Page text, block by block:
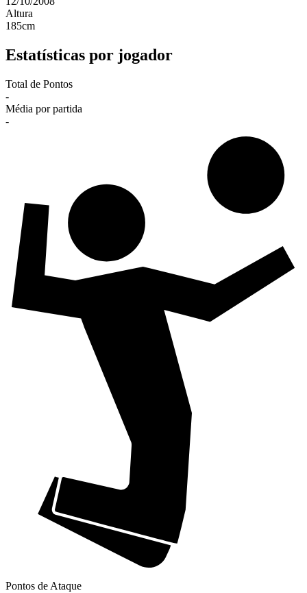
Altura
185cm
Estatísticas por jogador
Total de Pontos
-
Média por partida
-
Pontos de Ataque